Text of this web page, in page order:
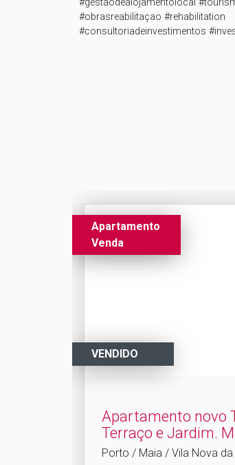
#gestaodealojamentolocal
#obrasreabilitaçao #rehabilitation
Apartamento
Venda
VENDIDO
Apartamento novo
Terraço e Jardim.​
Porto / Maia / Vila Nova da